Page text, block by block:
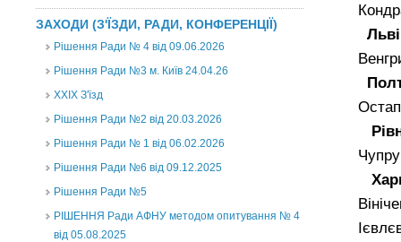
ЗАХОДИ (З'ЇЗДИ, РАДИ, КОНФЕРЕНЦІЇ)
Рішення Ради № 4 від 09.06.2026
Рішення Ради №3 м. Київ 24.04.26
XXІХ З'їзд
Рішення Ради №2 від 20.03.2026
Рішення Ради № 1 від 06.02.2026
Рішення Ради №6 від 09.12.2025
Рішення Ради №5
РІШЕННЯ Ради АФНУ методом опитування № 4
від 05.08.2025